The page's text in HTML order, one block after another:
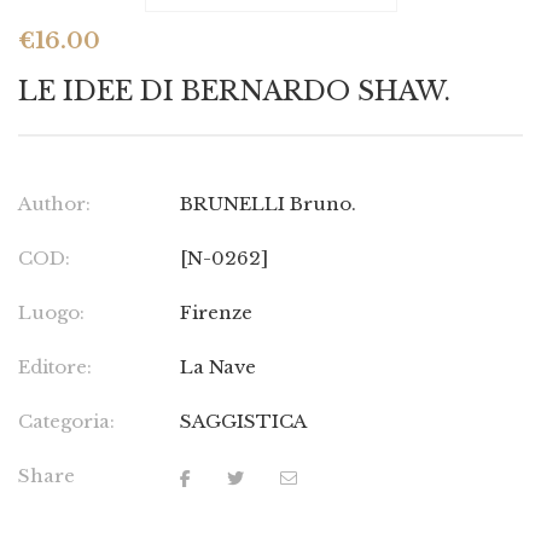
€16.00
LE IDEE DI BERNARDO SHAW.
Author: BRUNELLI Bruno.
COD: [N-0262]
Luogo: Firenze
Editore: La Nave
Categoria: SAGGISTICA
Share